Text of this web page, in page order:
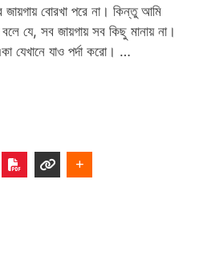
বোরখা পরে না। কিন্তু আমি
যে, সব জায়গায় সব কিছু মানায় না।
যেখানে যাও পর্দা করো। …